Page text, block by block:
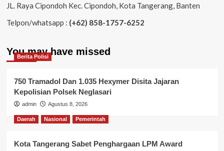
JL. Raya Cipondoh Kec. Cipondoh, Kota Tangerang, Banten
Telpon/whatsapp : (+62) 858-1757-6252
You may have missed
Berita Polisi
750 Tramadol Dan 1.035 Hexymer Disita Jajaran
Kepolisian Polsek Neglasari
admin Agustus 8, 2026
Daerah Nasional Pemerintah
Kota Tangerang Sabet Penghargaan LPM Award